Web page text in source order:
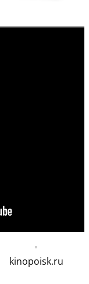
kinopoisk.ru